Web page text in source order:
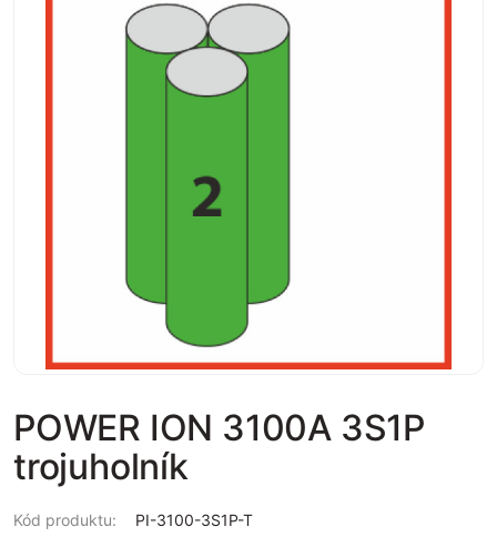
POWER ION 3100A 3S1P
trojuholník
Kód produktu: PI-3100-3S1P-T